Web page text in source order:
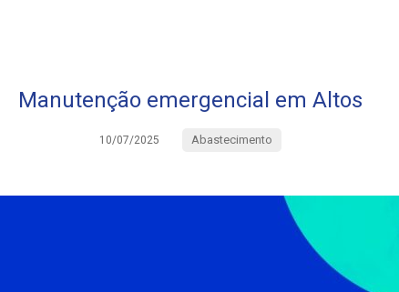
Manutenção emergencial em Altos
10/07/2025 Abastecimento